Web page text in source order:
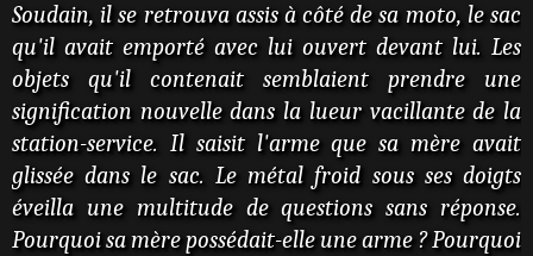
Soudain, il se retrouva assis à côté de sa moto, le sac
qu'il avait emporté avec lui ouvert devant lui. Les
objets qu'il contenait semblaient prendre une
signification nouvelle dans la lueur vacillante de la
station-service. Il saisit l'arme que sa mère avait
glissée dans le sac. Le métal froid sous ses doigts
éveilla une multitude de questions sans réponse.
Pourquoi sa mère possédait-elle une arme ? Pourquoi